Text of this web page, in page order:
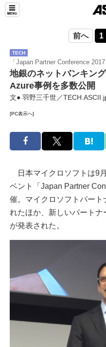
前へ 1
TECH
「Japan Partner Conference
地銀のネットバンキン
Azure事例を多数公開
文● 羽野三千世／
[PC表示へ]
日本マイクロソフトは9
ベント「Japan Partner
催。マイクロソフトパート
れたほか、新しいパート
が発表された。